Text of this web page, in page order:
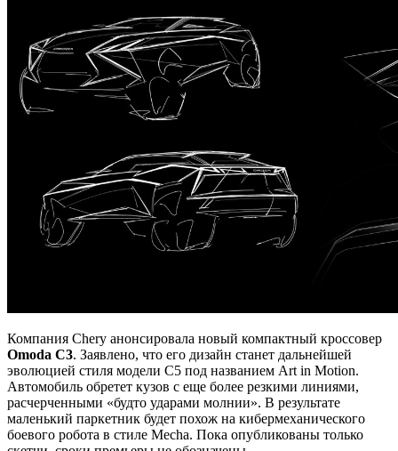
Компания Chery анонсировала новый компактный кроссовер
Omoda C3. Заявлено, что его дизайн станет дальнейшей
эволюцией стиля модели C5 под названием Art in Motion.
Автомобиль обретет кузов с еще более резкими линиями,
расчерченными «будто ударами молнии». В результате
маленький паркетник будет похож на кибермеханического
боевого робота в стиле Mecha. Пока опубликованы только